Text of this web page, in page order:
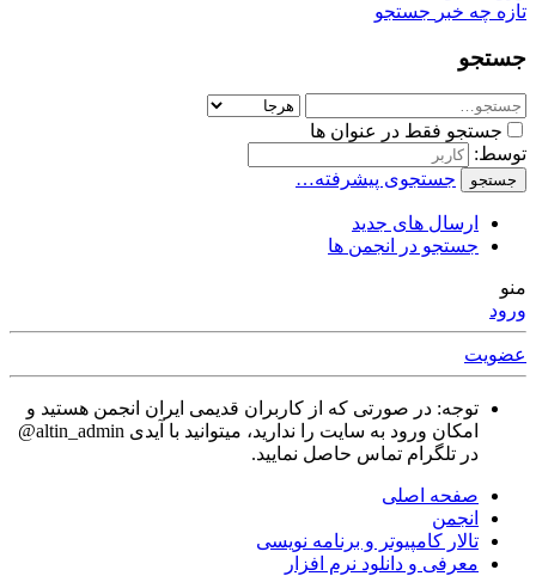
تازه چه خبر جستجو
جستجو
جستجو فقط در عنوان ها
توسط:
جستجو جستجوی پیشرفته…
ارسال های جدید
جستجو در انجمن ها
منو
ورود
عضویت
توجه: در صورتی که از کاربران قدیمی ایران انجمن هستید و
امکان ورود به سایت را ندارید، میتوانید با آیدی altin_admin@
در تلگرام تماس حاصل نمایید.
صفحه اصلی
انجمن
تالار كامپيوتر و برنامه نویسی
معرفی و دانلود نرم افزار